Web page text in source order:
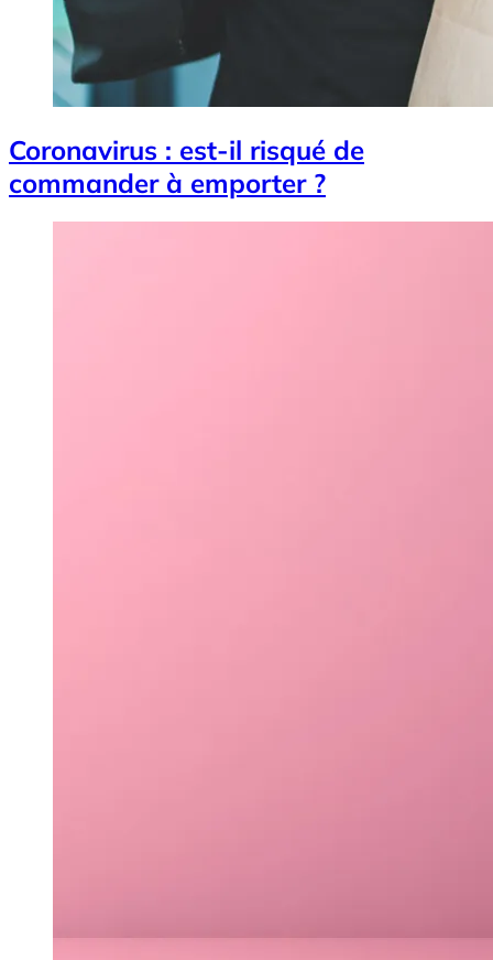
Coronavirus : est-il risqué de
commander à emporter ?